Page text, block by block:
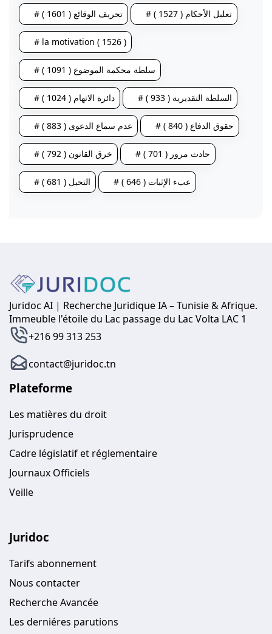
# تحريف الوقائع ( 1601 ) # تعليل الأحكام ( 1527 )
# la motivation ( 1526 )
# سلطة محكمة الموضوع ( 1091 )
# دائرة الاتهام ( 1024 ) # السلطة التقديرية ( 933 )
# عدم سماع الدعوى ( 883 ) # حقوق الدفاع ( 840 )
# خرق القانون ( 792 ) # حادث مرور ( 701 )
# التحيل ( 681 ) # عبء الإثبات ( 646 )
Juridoc AI | Recherche Juridique IA – Tunisie & Afrique.
Immeuble l'étoile du Lac passage du Lac Volta LAC 1
+216 99 313 253
contact@juridoc.tn
Plateforme
Les matières du droit
Jurisprudence
Cadre législatif et réglementaire
Journaux Officiels
Veille
Juridoc
Tarifs abonnement
Nous contacter
Recherche Avancée
Les derniéres parutions